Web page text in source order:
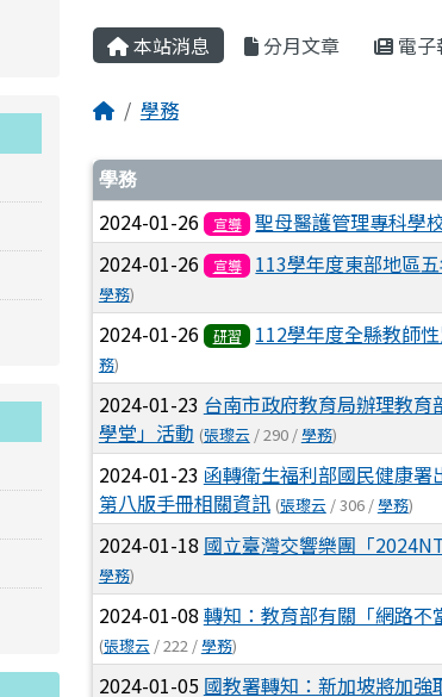
主內容區域
本站消息 分月文章 電子
回首頁
學務
文章列表
學務
2024-01-26 宣導 聖母醫護管理專科學
2024-01-26 宣導 113學年度東部地區
學務)
2024-01-26 研習 112學年度全縣教師
務)
2024-01-23 台南市政府教育局辦理教
學堂」活動 (張瓈云 / 290 /學務)
2024-01-23 函轉衛生福利部國民健康署
第八版手冊相關資訊 (張瓈云 / 306 /學務)
2024-01-18 國立臺灣交響樂團「
學務)
2024-01-08 轉知：教育部有關「網路不
(張瓈云 / 222 /學務)
2024-01-05 國教署轉知：新加坡將加